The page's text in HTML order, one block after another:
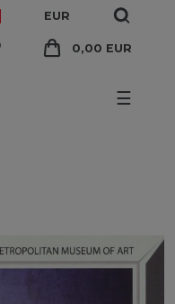
EUR
0,00 EUR
☰